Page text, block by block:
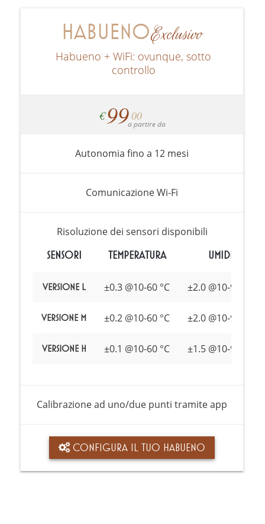
HABUENOExclusivo
Habueno + WiFi: ovunque, sotto
controllo
€ 9900
a partire da
Autonomia fino a 12 mesi
Comunicazione Wi-Fi
Risoluzione dei sensori disponibili
SENSORI TEMPERATURA UMIDITÀ
Versione L ±0.3 @10-60 °C ±2.0 @10-90% RH
Versione M ±0.2 @10-60 °C ±2.0 @10-90% RH
Versione H ±0.1 @10-60 °C ±1.5 @10-90% RH
Calibrazione ad uno/due punti tramite app
CONFIGURA IL TUO HABUENO